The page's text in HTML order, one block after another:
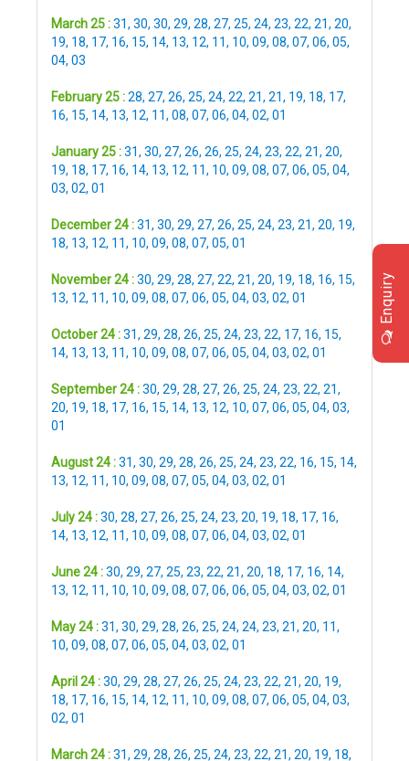
March 25 :31, 30, 30, 29, 28, 27, 25, 24, 23, 22, 21, 20,
19, 18, 17, 16, 15, 14, 13, 12, 11, 10, 09, 08, 07, 06, 05,
04, 03
February 25 :28, 27, 26, 25, 24, 22, 21, 21, 19, 18, 17,
16, 15, 14, 13, 12, 11, 08, 07, 06, 04, 02, 01
January 25 :31, 30, 27, 26, 26, 25, 24, 23, 22, 21, 20,
19, 18, 17, 16, 14, 13, 12, 11, 10, 09, 08, 07, 06, 05, 04,
03, 02, 01
December 24 :31, 30, 29, 27, 26, 25, 24, 23, 21, 20, 19,
18, 13, 12, 11, 10, 09, 08, 07, 05, 01
November 24 :30, 29, 28, 27, 22, 21, 20, 19, 18, 16, 15,
13, 12, 11, 10, 09, 08, 07, 06, 05, 04, 03, 02, 01
October 24 :31, 29, 28, 26, 25, 24, 23, 22, 17, 16, 15,
14, 13, 13, 11, 10, 09, 08, 07, 06, 05, 04, 03, 02, 01
September 24 :30, 29, 28, 27, 26, 25, 24, 23, 22, 21,
20, 19, 18, 17, 16, 15, 14, 13, 12, 10, 07, 06, 05, 04, 03,
01
August 24 :31, 30, 29, 28, 26, 25, 24, 23, 22, 16, 15, 14,
13, 12, 11, 10, 09, 08, 07, 05, 04, 03, 02, 01
July 24 :30, 28, 27, 26, 25, 24, 23, 20, 19, 18, 17, 16,
14, 13, 12, 11, 10, 09, 08, 07, 06, 04, 03, 02, 01
June 24 :30, 29, 27, 25, 23, 22, 21, 20, 18, 17, 16, 14,
13, 12, 11, 10, 10, 09, 08, 07, 06, 06, 05, 04, 03, 02, 01
May 24 :31, 30, 29, 28, 26, 25, 24, 24, 23, 21, 20, 11,
10, 09, 08, 07, 06, 05, 04, 03, 02, 01
April 24 :30, 29, 28, 27, 26, 25, 24, 23, 22, 21, 20, 19,
18, 17, 16, 15, 14, 12, 11, 10, 09, 08, 07, 06, 05, 04, 03,
02, 01
March 24 :31, 29, 28, 26, 25, 24, 23, 22, 21, 20, 19, 18,
Enquiry